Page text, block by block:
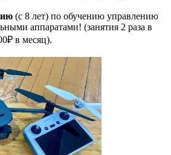
(с 8 лет) по обучению управлению
аппаратами! (занятия 2 раза в
в месяц).